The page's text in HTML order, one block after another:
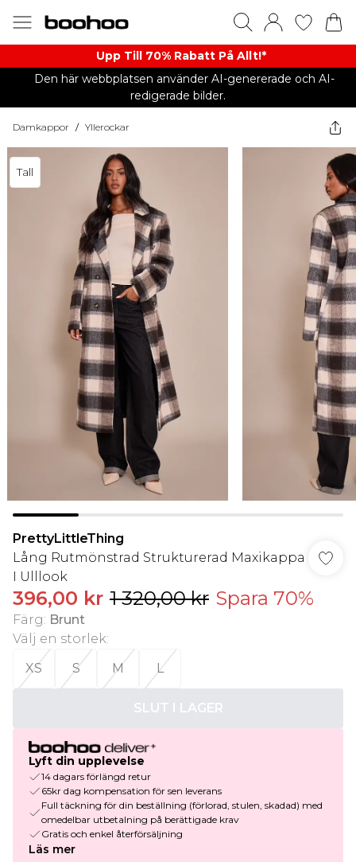
Upp Till 70% Rabatt På Allt!*
Den här webbplatsen använder AI-genererade och AI-
redigerade bilder.
Damkappor / Yllerockar
Tall
PrettyLittleThing
Lång Rutmönstrad Strukturerad Maxikappa
I Ulllook
396,00 kr 1 320,00 kr Spara 70%
Färg: Brunt
Välj en storlek:
XS
S M L
SLUT I LAGER
Lyft din upplevelse
14 dagars förlängd retur
65kr dag kompensation för sen leverans
Full täckning för din beställning (förlorad, stulen, skadad) med
omedelbar utbetalning på berättigade krav
Gratis och enkel återförsäljning
Läs mer